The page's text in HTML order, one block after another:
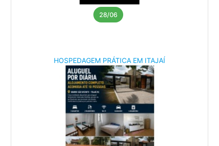
28/06
HOSPEDAGEM PRÁTICA EM ITAJAÍ